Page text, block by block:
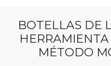
BOTELLAS DE
MÉTODO